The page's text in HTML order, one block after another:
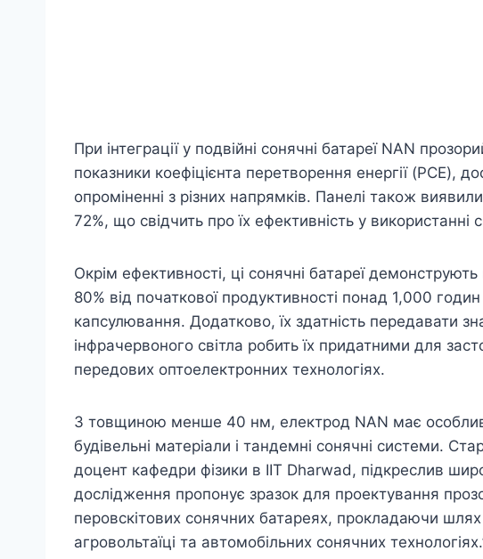
При інтеграції у подвійні сонячні батареї NAN
показники коефіцієнта перетворення енергії (PCE),
опроміненні з різних напрямків. Панелі також
72%, що свідчить про їх ефективність у використанні
Окрім ефективності, ці сонячні батареї демонструють
80% від початкової продуктивності понад 1,000
капсулювання. Додатково, їх здатність передавати
інфрачервоного світла робить їх придатними для
передових оптоелектронних технологіях.
З товщиною менше 40 нм, електрод NAN має
будівельні матеріали і тандемні сонячні системи.
доцент кафедри фізики в IIT Dharwad, підкреслив
дослідження пропонує зразок для проектування
перовскітових сонячних батареях, прокладаючи
агровольтаїці та автомобільних сонячних